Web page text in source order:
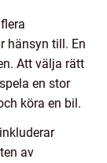
hänsyn till. En
Att välja rätt
en stor
köra en bil.
av